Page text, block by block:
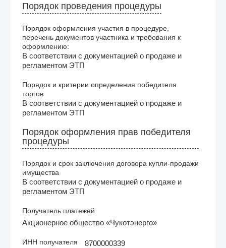
Порядок проведения процедуры
Порядок оформления участия в процедуре,
перечень документов участника и требования к
оформлению:
В соответствии с документацией о продаже и
регламентом ЭТП
Порядок и критерии определения победителя
торгов
В соответствии с документацией о продаже и
регламентом ЭТП
Порядок оформления прав победителя
процедуры
Порядок и срок заключения договора купли-продажи
имущества
В соответствии с документацией о продаже и
регламентом ЭТП
Получатель платежей
Акционерное общество «Чукотэнерго»
ИНН получателя 8700000339